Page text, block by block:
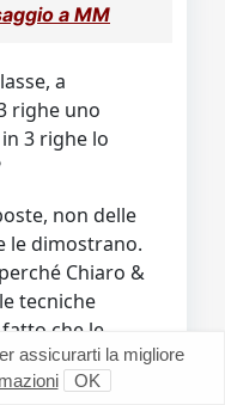
a MM
a
righe uno
3 righe lo
non delle
le dimostrano.
Chiaro &
tecniche
che le
assicurarti la migliore
OK